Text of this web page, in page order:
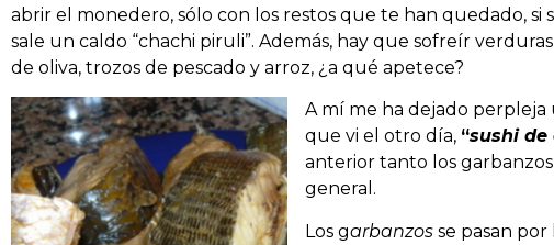
abrir el monedero, sólo con los restos que te han quedado, si
sale un caldo “chachi piruli”. Además, hay que sofreír
de oliva, trozos de pescado y arroz, ¿a qué apetece?
A mí me ha dejado perpleja
que vi el otro día, “sushi de
anterior tanto los garbanzos
general.
Los garbanzos se pasan